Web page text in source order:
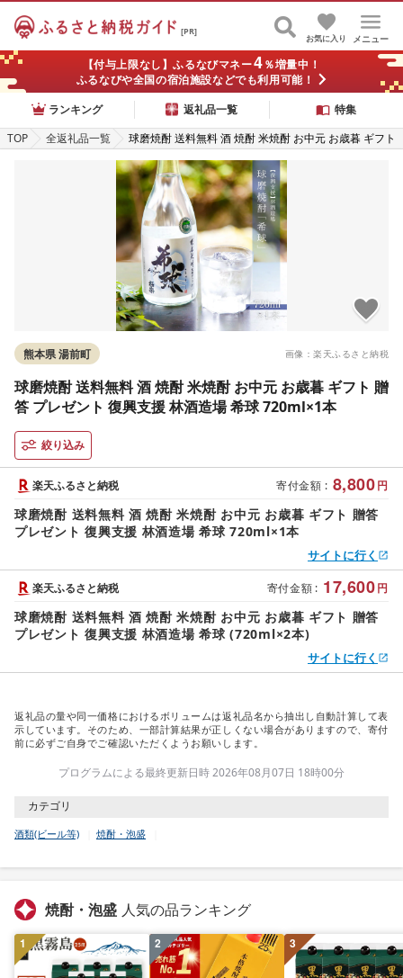
[PR]
メニュー
お気に入り
【付与上限なし】ふるなびマネー4％増量中！
ふるなびや全国の宿泊施設などでも利用可能！
ランキング
返礼品一覧
特集
TOP
全返礼品一覧
球磨焼酎 送料無料 酒 焼酎 米焼酎 お中元 お歳暮 ギフト
贈答 プレゼント 復興支援 林酒造場 希球 720ml×1本
画像：楽天ふるさと納税
熊本県 湯前町
球磨焼酎 送料無料 酒 焼酎 米焼酎 お中元 お歳暮 ギフト 贈
答 プレゼント 復興支援 林酒造場 希球 720ml×1本
絞り込み
寄付金額 : 8,800円
楽天ふるさと納税
球磨焼酎 送料無料 酒 焼酎 米焼酎 お中元 お歳暮 ギフト 贈答
プレゼント 復興支援 林酒造場 希球 720ml×1本
サイトに行く
寄付金額 : 17,600円
楽天ふるさと納税
球磨焼酎 送料無料 酒 焼酎 米焼酎 お中元 お歳暮 ギフト 贈答
プレゼント 復興支援 林酒造場 希球 (720ml×2本)
サイトに行く
返礼品の量や同一価格におけるボリュームは返礼品名から抽出し自動計算して表
示しています。そのため、一部計算結果が正しくない場合がありますので、寄付
前に必ずご自身でご確認いただくようお願いします。
プログラムによる最終更新日時 2026年08月07日 18時00分
カテゴリ
酒類(ビール等) 焼酎・泡盛
焼酎・泡盛 人気の品ランキング
1 2 3